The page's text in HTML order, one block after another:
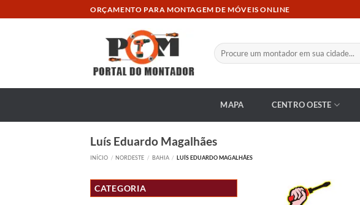
to
ORÇAMENTO PARA MONTAGEM DE MÓVEIS ONLINE
Pesquisar
por:
MAPA CENTRO OESTE
Luís Eduardo Magalhães
INÍCIO / NORDESTE / BAHIA / LUÍS EDUARDO MAGALHÃES
CATEGORIA